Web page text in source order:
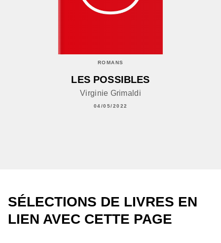
ROMANS
LES POSSIBLES
Virginie Grimaldi
04/05/2022
SÉLECTIONS DE LIVRES EN
LIEN AVEC CETTE PAGE